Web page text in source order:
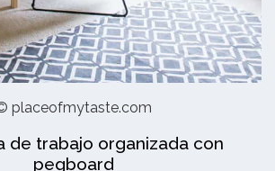
placeofmytaste.com
de trabajo organizada con
pegboard